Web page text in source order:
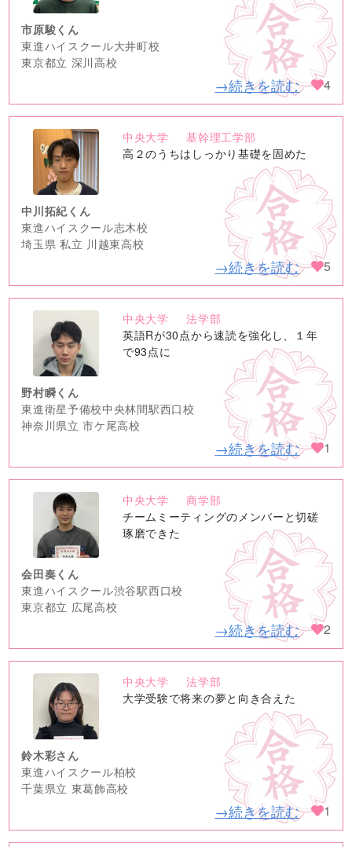
市原駿くん
東進ハイスクール大井町校
東京都立 深川高校
→続きを読む 4
no
image
中央大学
基幹理工学部
高２のうちはしっかり基礎を固めた
中川拓紀くん
東進ハイスクール志木校
埼玉県 私立 川越東高校
→続きを読む 5
no
image
中央大学
法学部
英語Rが30点から速読を強化し、１年
で93点に
野村瞬くん
東進衛星予備校中央林間駅西口校
神奈川県立 市ケ尾高校
→続きを読む 1
no
image
中央大学
商学部
チームミーティングのメンバーと切磋
琢磨できた
会田奏くん
東進ハイスクール渋谷駅西口校
東京都立 広尾高校
→続きを読む 2
no
image
中央大学
法学部
大学受験で将来の夢と向き合えた
鈴木彩さん
東進ハイスクール柏校
千葉県立 東葛飾高校
→続きを読む 1